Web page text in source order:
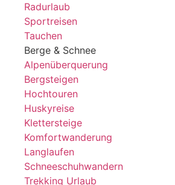
Radurlaub
Sportreisen
Tauchen
Berge & Schnee
Alpenüberquerung
Bergsteigen
Hochtouren
Huskyreise
Klettersteige
Komfortwanderung
Langlaufen
Schneeschuhwandern
Trekking Urlaub